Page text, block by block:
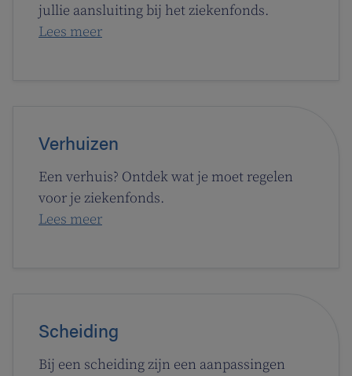
jullie aansluiting bij het ziekenfonds.
Lees meer
Verhuizen
Een verhuis? Ontdek wat je moet regelen
voor je ziekenfonds.
Lees meer
Scheiding
Bij een scheiding zijn een aanpassingen